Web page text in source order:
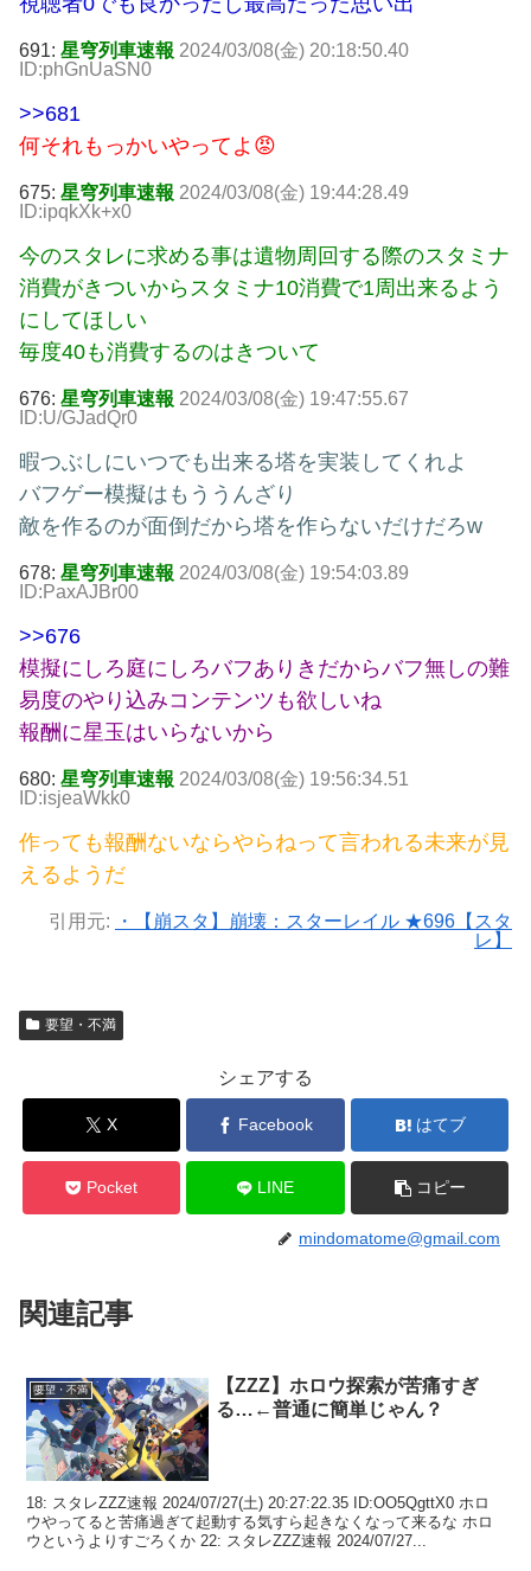
691: 星穹列車速報 2024/03/08(金) 20:18:50.40
ID:phGnUaSN0
>>681
何それもっかいやってよ😡
675: 星穹列車速報 2024/03/08(金) 19:44:28.49
ID:ipqkXk+x0
今のスタレに求める事は遺物周回する際のスタミナ
消費がきついからスタミナ10消費で1周出来るよう
にしてほしい
毎度40も消費するのはきついて
676: 星穹列車速報 2024/03/08(金) 19:47:55.67
ID:U/GJadQr0
暇つぶしにいつでも出来る塔を実装してくれよ
バフゲー模擬はもううんざり
敵を作るのが面倒だから塔を作らないだけだろw
678: 星穹列車速報 2024/03/08(金) 19:54:03.89
ID:PaxAJBr00
>>676
模擬にしろ庭にしろバフありきだからバフ無しの難
易度のやり込みコンテンツも欲しいね
報酬に星玉はいらないから
680: 星穹列車速報 2024/03/08(金) 19:56:34.51
ID:isjeaWkk0
作っても報酬ないならやらねって言われる未来が見
えるようだ
引用元:
・【崩スタ】崩壊：スターレイル ★696【スタ
レ】
要望・不満
シェアする
X Facebook はてブ
Pocket LINE コピー
mindomatome@gmail.com
関連記事
要望・不満
【ZZZ】ホロウ探索が苦痛すぎ
る…←普通に簡単じゃん？
18: スタレZZZ速報 2024/07/27(土) 20:27:22.35 ID:OO5QgttX0 ホロ
ウやってると苦痛過ぎて起動する気すら起きなくなって来るな ホロ
ウというよりすごろくか 22: スタレZZZ速報 2024/07/27...